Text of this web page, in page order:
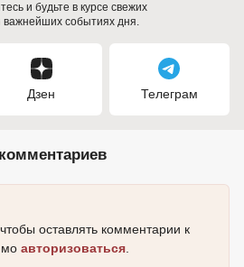
и будьте в курсе свежих
важнейших событиях дня.
Дзен Телеграм
оставлять комментарии к
авторизоваться